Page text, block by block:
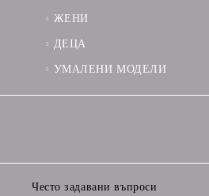
ЖЕНИ
ДЕЦА
УМАЛЕНИ МОДЕЛИ
Често задавани въпроси